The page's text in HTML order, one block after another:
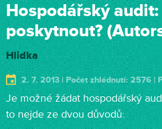
Hospodářský
poskytnout?
Hlidka
2. 7. 2013 | Počet zhlédnutí: 2576 |
Je možné žádat hospodářský
to nejde ze dvou důvodů: